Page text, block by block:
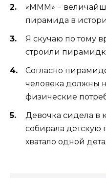
«МММ» −
пирамида в
Я скучаю по тому
строили
Согласно
человека должны
физические
Девочка сидела в
собирала детскую
хватало одной